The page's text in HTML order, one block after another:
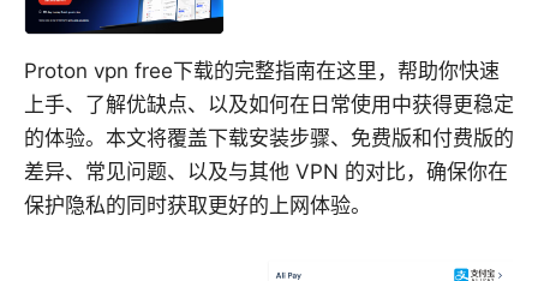
Proton vpn free下载的完整指南在这里，帮助你快速
上手、了解优缺点、以及如何在日常使用中获得更稳定
的体验。本文将覆盖下载安装步骤、免费版和付费版的
差异、常见问题、以及与其他 VPN 的对比，确保你在
保护隐私的同时获取更好的上网体验。